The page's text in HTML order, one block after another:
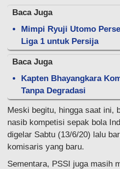
Baca Juga
Mimpi Ryuji Utomo
Liga 1 untuk Persija
Baca Juga
Kapten Bhayangkara
Tanpa Degradasi
Meski begitu, hingga saat ini,
nasib kompetisi sepak bola
digelar Sabtu (13/6/20) lalu
komisaris yang baru.
Sementara, PSSI juga masih